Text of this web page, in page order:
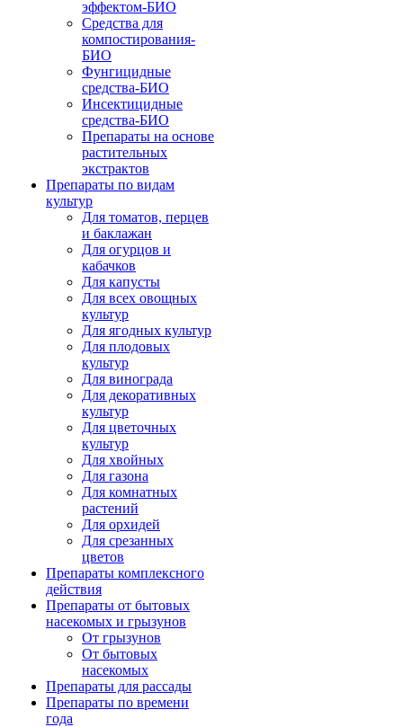
эффектом-БИО
Средства для
компостирования-
БИО
Фунгицидные
средства-БИО
Инсектицидные
средства-БИО
Препараты на основе
растительных
экстрактов
Препараты по видам
культур
Для томатов, перцев
и баклажан
Для огурцов и
кабачков
Для капусты
Для всех овощных
культур
Для ягодных культур
Для плодовых
культур
Для винограда
Для декоративных
культур
Для цветочных
культур
Для хвойных
Для газона
Для комнатных
растений
Для орхидей
Для срезанных
цветов
Препараты комплексного
действия
Препараты от бытовых
насекомых и грызунов
От грызунов
От бытовых
насекомых
Препараты для рассады
Препараты по времени
года